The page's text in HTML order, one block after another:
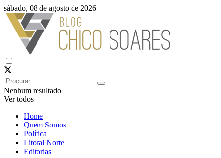
sábado, 08 de agosto de 2026
Nenhum resultado
Ver todos
Home
Quem Somos
Política
Litoral Norte
Editorias